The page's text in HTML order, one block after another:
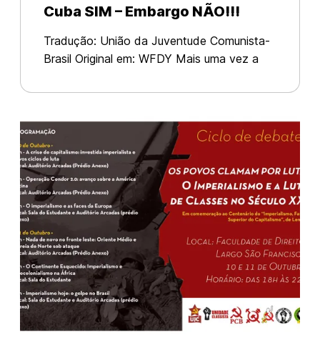
Cuba SIM – Embargo NÃO!!!
Tradução: União da Juventude Comunista-
Brasil Original em: WFDY Mais uma vez a
dia 1 de novembro de 2017, votou uma